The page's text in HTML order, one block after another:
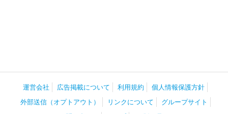
運営会社 広告掲載について 利用規約
個人情報保護方針
外部送信（オプトアウト）
リンクについて
グループサイト